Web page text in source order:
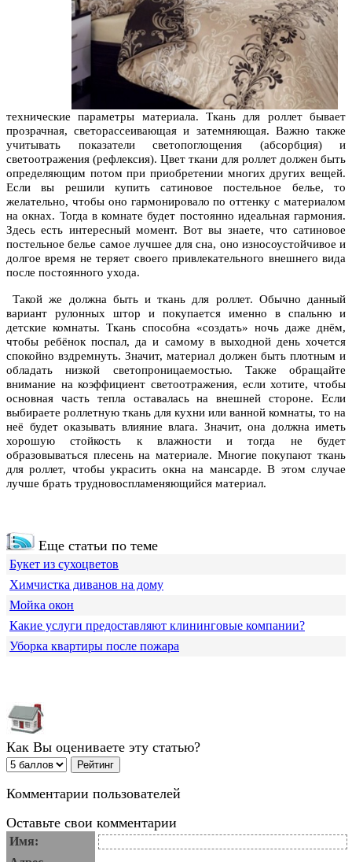
технические параметры материала. Ткань для роллет бывает
прозрачная, светорассеивающая и затемняющая. Важно также
учитывать показатели светопоглощения (абсорбция) и
светоотражения (рефлексия). Цвет ткани для роллет должен быть
определяющим потом при приобретении многих других вещей.
Если вы решили купить сатиновое постельное белье, то
желательно, чтобы оно гармонировало по оттенку с материалом
на окнах. Тогда в комнате будет постоянно идеальная гармония.
Здесь есть интересный момент. Вот вы знаете, что сатиновое
постельное белье самое лучшее для сна, оно износоустойчивое и
долгое время не теряет своего привлекательного внешнего вида
после постоянного ухода.
Такой же должна быть и ткань для роллет. Обычно данный
вариант рулонных штор и покупается именно в спальню и
детские комнаты. Ткань способна «создать» ночь даже днём,
чтобы ребёнок поспал, да и самому в выходной день хочется
спокойно вздремнуть. Значит, материал должен быть плотным и
обладать низкой светопроницаемостью. Также обращайте
внимание на коэффициент светоотражения, если хотите, чтобы
основная часть тепла оставалась на внешней стороне. Если
выбираете роллетную ткань для кухни или ванной комнаты, то на
неё будет оказывать влияние влага. Значит, она должна иметь
хорошую стойкость к влажности и тогда не будет
образовываться плесень на материале. Многие покупают ткань
для роллет, чтобы украсить окна на мансарде. В этом случае
лучше брать трудновоспламеняющийся материал.
Еще статьи по теме
Букет из сухоцветов
Химчистка диванов на дому
Мойка окон
Какие услуги предоставляют клининговые компании?
Уборка квартиры после пожара
Как Вы оцениваете эту статью?
Комментарии пользователей
Оставьте свои комментарии
Имя: